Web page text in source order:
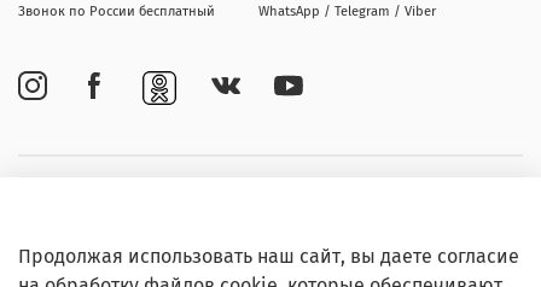
Информация
Звонок по России бесплатный WhatsApp / Telegram / Viber
Продолжая использовать наш сайт, вы даете согласие